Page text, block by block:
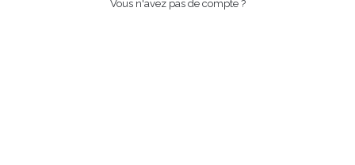
Vous n'avez pas de compte ?